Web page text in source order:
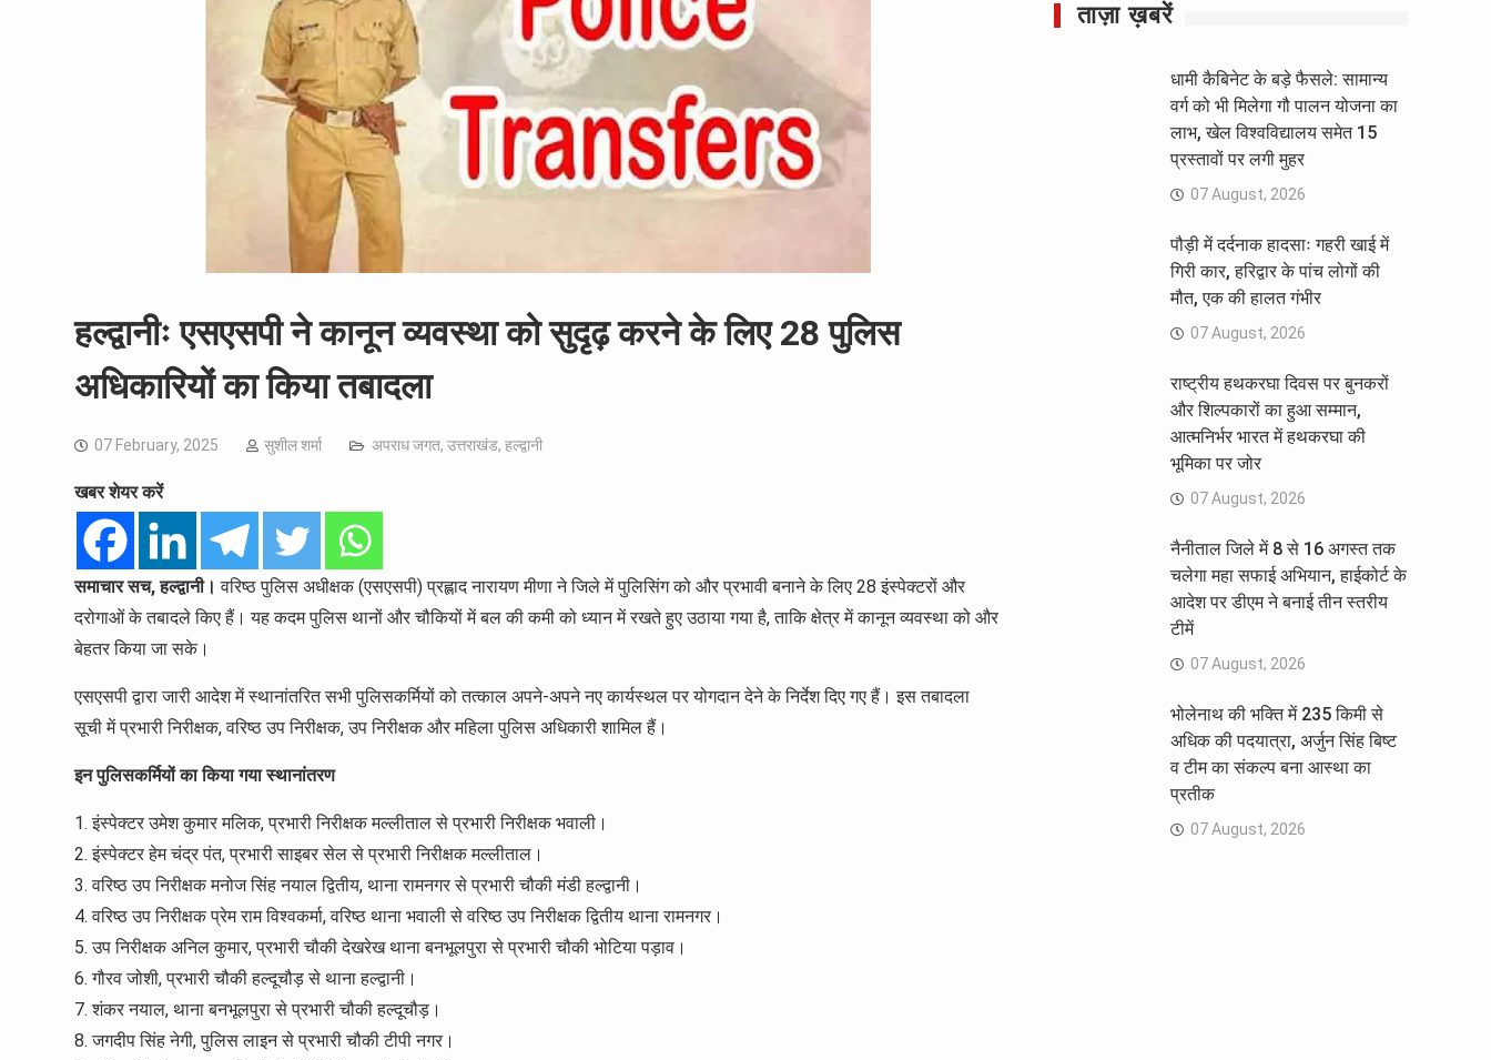
हल्द्वानीः एसएसपी ने कानून व्यवस्था को सुदृढ़ करने के लिए 28 पुलिस
अधिकारियों का किया तबादला
07 February, 2025 सुशील शर्मा अपराध जगत, उत्तराखंड, हल्द्वानी
खबर शेयर करें
समाचार सच, हल्द्वानी।वरिष्ठ पुलिस अधीक्षक (एसएसपी) प्रह्लाद नारायण मीणा ने जिले में पुलिसिंग को और प्रभावी बनाने के लिए 28 इंस्पेक्टरों और
दरोगाओं के तबादले किए हैं। यह कदम पुलिस थानों और चौकियों में बल की कमी को ध्यान में रखते हुए उठाया गया है, ताकि क्षेत्र में कानून व्यवस्था को और
बेहतर किया जा सके।
एसएसपी द्वारा जारी आदेश में स्थानांतरित सभी पुलिसकर्मियों को तत्काल अपने-अपने नए कार्यस्थल पर योगदान देने के निर्देश दिए गए हैं। इस तबादला
सूची में प्रभारी निरीक्षक, वरिष्ठ उप निरीक्षक, उप निरीक्षक और महिला पुलिस अधिकारी शामिल हैं।
इन पुलिसकर्मियों का किया गया स्थानांतरण
इंस्पेक्टर उमेश कुमार मलिक, प्रभारी निरीक्षक मल्लीताल से प्रभारी निरीक्षक भवाली।
इंस्पेक्टर हेम चंद्र पंत, प्रभारी साइबर सेल से प्रभारी निरीक्षक मल्लीताल।
वरिष्ठ उप निरीक्षक मनोज सिंह नयाल द्वितीय, थाना रामनगर से प्रभारी चौकी मंडी हल्द्वानी।
वरिष्ठ उप निरीक्षक प्रेम राम विश्वकर्मा, वरिष्ठ थाना भवाली से वरिष्ठ उप निरीक्षक द्वितीय थाना रामनगर।
उप निरीक्षक अनिल कुमार, प्रभारी चौकी देखरेख थाना बनभूलपुरा से प्रभारी चौकी भोटिया पड़ाव।
गौरव जोशी, प्रभारी चौकी हल्दूचौड़ से थाना हल्द्वानी।
शंकर नयाल, थाना बनभूलपुरा से प्रभारी चौकी हल्दूचौड़।
जगदीप सिंह नेगी, पुलिस लाइन से प्रभारी चौकी टीपी नगर।
ताज़ा ख़बरें
धामी कैबिनेट के बड़े फैसले: सामान्य
वर्ग को भी मिलेगा गौ पालन योजना का
लाभ, खेल विश्वविद्यालय समेत 15
प्रस्तावों पर लगी मुहर
07 August, 2026
पौड़ी में दर्दनाक हादसाः गहरी खाई में
गिरी कार, हरिद्वार के पांच लोगों की
मौत, एक की हालत गंभीर
07 August, 2026
राष्ट्रीय हथकरघा दिवस पर बुनकरों
और शिल्पकारों का हुआ सम्मान,
आत्मनिर्भर भारत में हथकरघा की
भूमिका पर जोर
07 August, 2026
नैनीताल जिले में 8 से 16 अगस्त तक
चलेगा महा सफाई अभियान, हाईकोर्ट के
आदेश पर डीएम ने बनाई तीन स्तरीय
टीमें
07 August, 2026
भोलेनाथ की भक्ति में 235 किमी से
अधिक की पदयात्रा, अर्जुन सिंह बिष्ट
व टीम का संकल्प बना आस्था का
प्रतीक
07 August, 2026